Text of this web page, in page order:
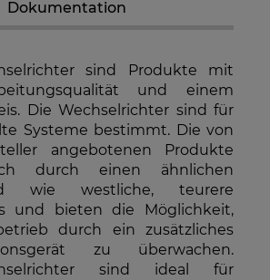
Versandkosten können höher
Dokumentation
sind Produkte mit
und einem
Die Wechselrichter sind für
Systeme bestimmt. Die von
angebotenen Produkte
durch einen ähnlichen
wie westliche, teurere
und bieten die Möglichkeit,
durch ein zusätzliches
zu überwachen.
sind ideal für